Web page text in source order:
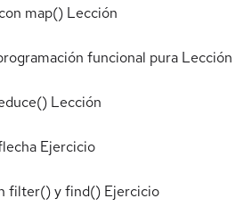
map() Lección
funcional pura Lección
Lección
Ejercicio
filter() y find() Ejercicio